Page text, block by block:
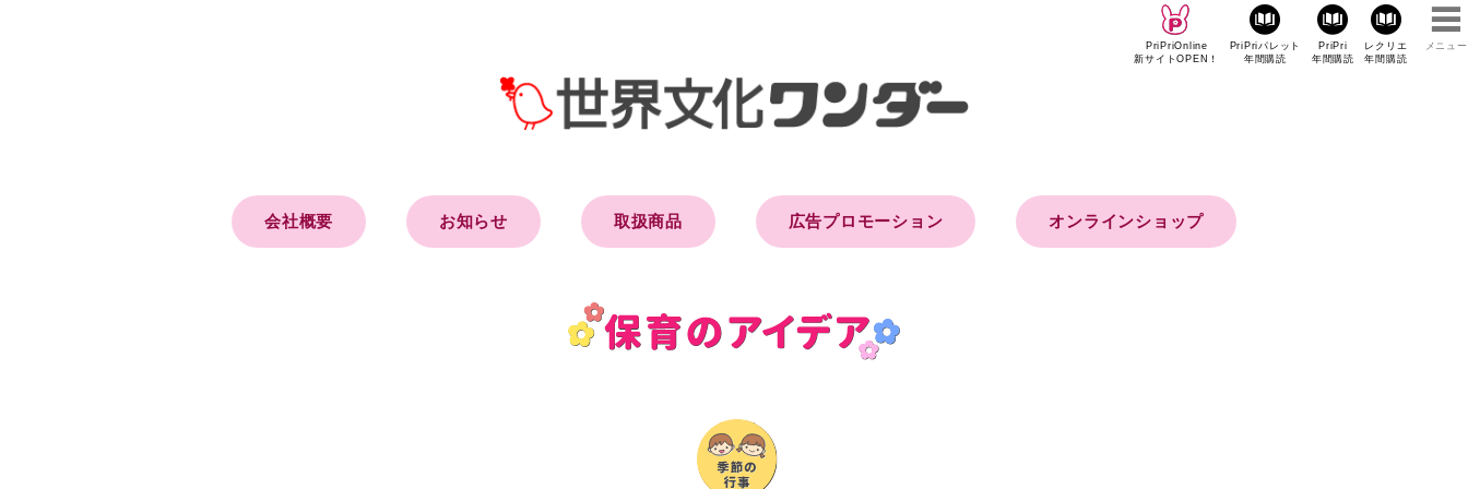
PriPriOnline
新サイトOPEN！
PriPriパレット
年間購読
PriPri
年間購読
レクリエ
年間購読
メニュー
会社概要 お知らせ 取扱商品 広告プロモーション オンラインショップ